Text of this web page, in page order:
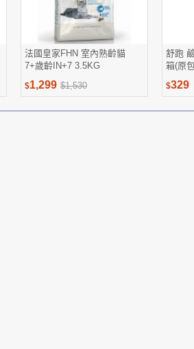
法國皇家FHN 室內熟齡貓
7+歲齡IN+7 3.5KG
$1,299 $1,530
舒跑
箱(原
無法指
$329